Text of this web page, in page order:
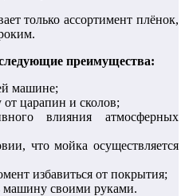
только ассортимент плёнок,
преимущества:
машине;
царапин и сколов;
влияния атмосферных
что мойка осуществляется
избавиться от покрытия;
машину своими руками.